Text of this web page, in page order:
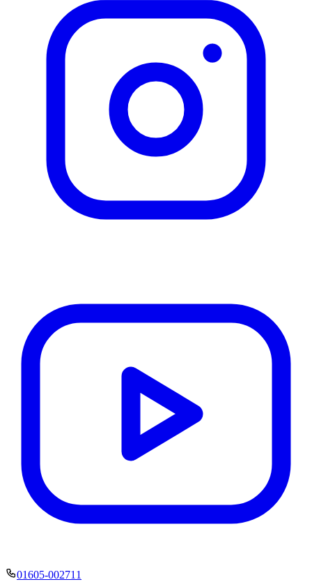
01605-002711